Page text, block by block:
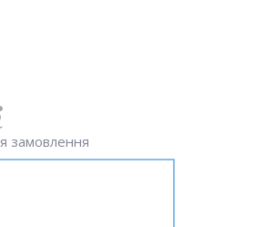
замовлення